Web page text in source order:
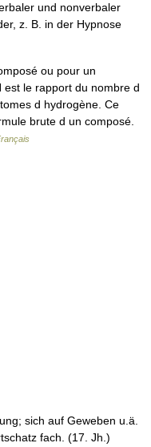
und nonverbaler
z. B. in der Hypnose
ou pour un
le rapport du nombre d
d hydrogène. Ce
brute d un composé.
sich auf Geweben u.ä.
fach. (17. Jh.)